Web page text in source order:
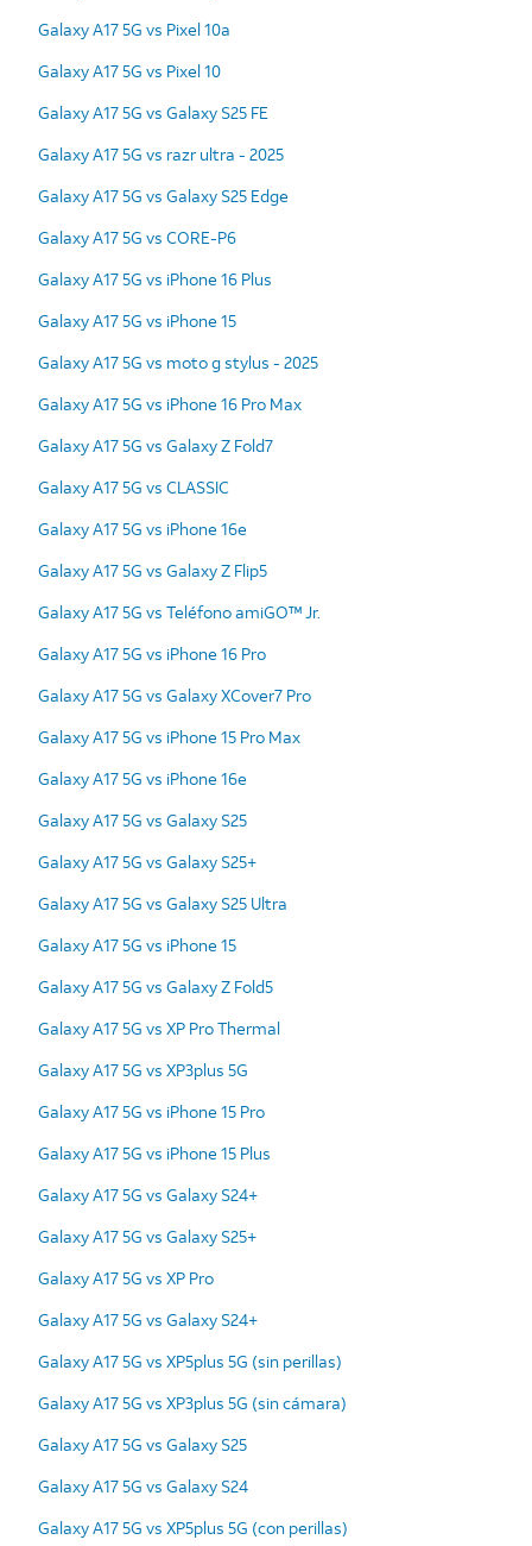
Galaxy A17 5G vs Pixel 10a
Galaxy A17 5G vs Pixel 10
Galaxy A17 5G vs Galaxy S25 FE
Galaxy A17 5G vs razr ultra - 2025
Galaxy A17 5G vs Galaxy S25 Edge
Galaxy A17 5G vs CORE-P6
Galaxy A17 5G vs iPhone 16 Plus
Galaxy A17 5G vs iPhone 15
Galaxy A17 5G vs moto g stylus - 2025
Galaxy A17 5G vs iPhone 16 Pro Max
Galaxy A17 5G vs Galaxy Z Fold7
Galaxy A17 5G vs CLASSIC
Galaxy A17 5G vs iPhone 16e
Galaxy A17 5G vs Galaxy Z Flip5
Galaxy A17 5G vs Teléfono amiGO™ Jr.
Galaxy A17 5G vs iPhone 16 Pro
Galaxy A17 5G vs Galaxy XCover7 Pro
Galaxy A17 5G vs iPhone 15 Pro Max
Galaxy A17 5G vs iPhone 16e
Galaxy A17 5G vs Galaxy S25
Galaxy A17 5G vs Galaxy S25+
Galaxy A17 5G vs Galaxy S25 Ultra
Galaxy A17 5G vs iPhone 15
Galaxy A17 5G vs Galaxy Z Fold5
Galaxy A17 5G vs XP Pro Thermal
Galaxy A17 5G vs XP3plus 5G
Galaxy A17 5G vs iPhone 15 Pro
Galaxy A17 5G vs iPhone 15 Plus
Galaxy A17 5G vs Galaxy S24+
Galaxy A17 5G vs Galaxy S25+
Galaxy A17 5G vs XP Pro
Galaxy A17 5G vs Galaxy S24+
Galaxy A17 5G vs XP5plus 5G (sin perillas)
Galaxy A17 5G vs XP3plus 5G (sin cámara)
Galaxy A17 5G vs Galaxy S25
Galaxy A17 5G vs Galaxy S24
Galaxy A17 5G vs XP5plus 5G (con perillas)